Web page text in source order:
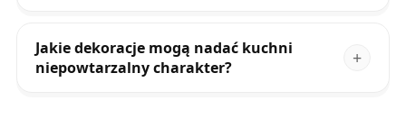
Jakie dekoracje mogą nadać kuchni
niepowtarzalny charakter?